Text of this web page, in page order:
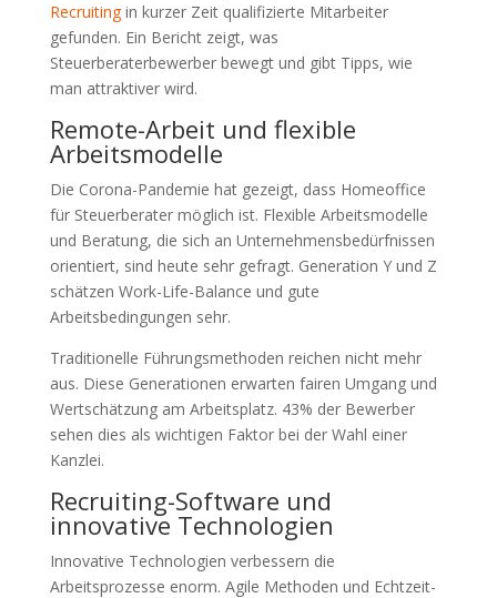
Recruitingin kurzer Zeit qualifizierte Mitarbeiter
gefunden. Ein Bericht zeigt, was
Steuerberaterbewerber bewegt und gibt Tipps, wie
man attraktiver wird.
Remote-Arbeit und flexible
Arbeitsmodelle
Die Corona-Pandemie hat gezeigt, dass Homeoffice
für Steuerberater möglich ist. Flexible Arbeitsmodelle
und Beratung, die sich an Unternehmensbedürfnissen
orientiert, sind heute sehr gefragt. Generation Y und Z
schätzen Work-Life-Balance und gute
Arbeitsbedingungen sehr.
Traditionelle Führungsmethoden reichen nicht mehr
aus. Diese Generationen erwarten fairen Umgang und
Wertschätzung am Arbeitsplatz. 43% der Bewerber
sehen dies als wichtigen Faktor bei der Wahl einer
Kanzlei.
Recruiting-Software und
innovative Technologien
Innovative Technologien verbessern die
Arbeitsprozesse enorm. Agile Methoden und Echtzeit-